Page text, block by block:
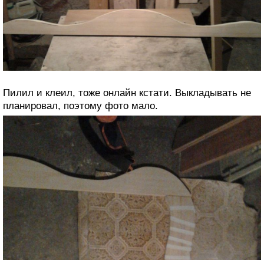
Пилил и клеил, тоже онлайн кстати. Выкладывать не
планировал, поэтому фото мало.